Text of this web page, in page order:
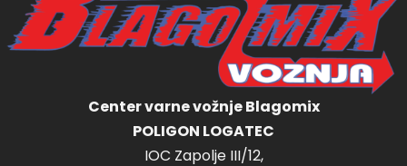
Center varne vožnje Blagomix
POLIGON LOGATEC
IOC Zapolje III/12,